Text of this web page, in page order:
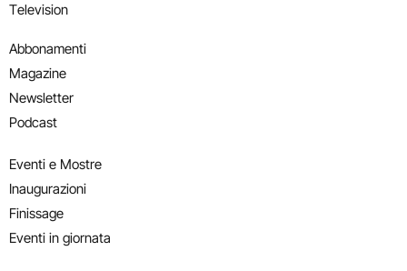
Television
Abbonamenti
Magazine
Newsletter
Podcast
Eventi e Mostre
Inaugurazioni
Finissage
Eventi in giornata